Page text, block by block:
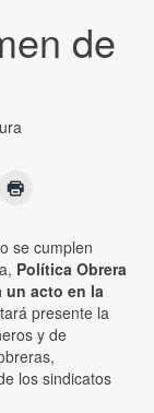
de
se cumplen
Política Obrera
un acto en la
presente la
y de
los sindicatos